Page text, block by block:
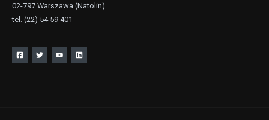
02-797 Warszawa (Natolin)
tel. (22) 54 59 401